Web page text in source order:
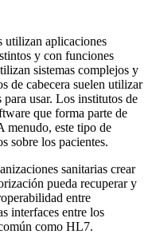
utilizan aplicaciones
y con funciones
sistemas complejos y
de cabecera suelen utilizar
usar. Los institutos de
que forma parte de
menudo, este tipo de
sobre los pacientes.
sanitarias crear
pueda recuperar y
entre
interfaces entre los
como HL7.